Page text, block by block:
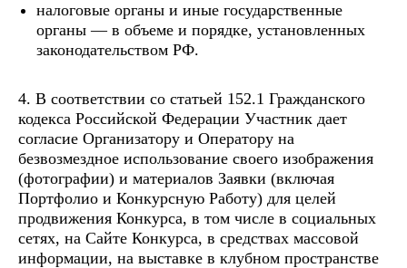
налоговые органы и иные государственные
органы — в объеме и порядке, установленных
законодательством РФ.
4. В соответствии со статьей 152.1 Гражданского
кодекса Российской Федерации Участник дает
согласие Организатору и Оператору на
безвозмездное использование своего изображения
(фотографии) и материалов Заявки (включая
Портфолио и Конкурсную Работу) для целей
продвижения Конкурса, в том числе в социальных
сетях, на Сайте Конкурса, в средствах массовой
информации, на выставке в клубном пространстве